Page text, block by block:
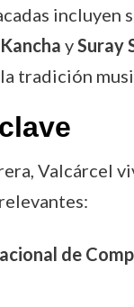
incluyen
ySuray
tradición
Valcárcel
de